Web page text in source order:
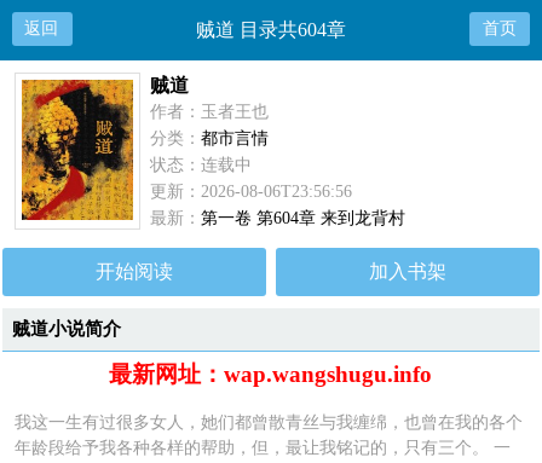
返回 贼道 目录共604章 首页
贼道
作者：玉者王也
分类：都市言情
状态：连载中
更新：2026-08-06T23:56:56
最新：第一卷 第604章 来到龙背村
开始阅读 加入书架
贼道小说简介
最新网址：wap.wangshugu.info
我这一生有过很多女人，她们都曾散青丝与我缠绵，也曾在我的各个
年龄段给予我各种各样的帮助，但，最让我铭记的，只有三个。 一